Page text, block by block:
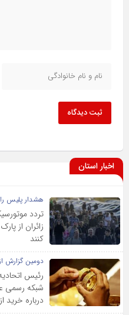
ثبت دیدگاه
اخبار استان
هشدار پلیس
تردد
زائران از
کنند
دومین گزارش از پرونده
رئیس
شبکه رسمی
درباره خرید